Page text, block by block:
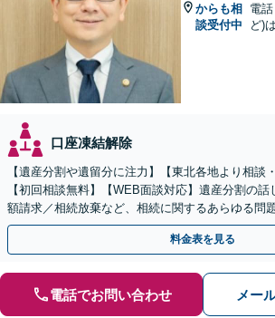
からも相
談受付中
電
ど)
口座凍結解除
【遺産分割や遺留分に注力】【東北各地より相談
【初回相談無料】【WEB面談対応】遺産分割の
額請求／相続放棄など、相続に関するあらゆる問
事情やご意向を丁寧にお聞きし、有利な解決を目
料金表を見る
電話でお問い合わせ メー